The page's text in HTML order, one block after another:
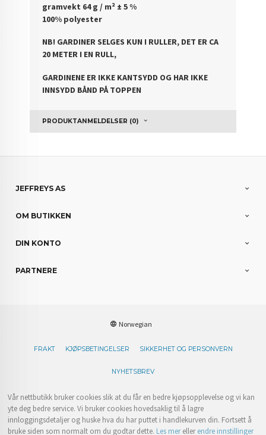
gramvekt 64 g / m² ± 5 %
100% polyester
NB! GARDINER SELGES KUN I RULLER, DET ER CA
20 METER I EN RULL,
GARDINENE ER IKKE KANTSYDD OG HAR IKKE
INNSYDD BÅND PÅ TOPPEN
PRODUKTANMELDELSER (0)
JEFFREYS AS
OM BUTIKKEN
DIN KONTO
PARTNERE
Norwegian
FRAKT KJØPSBETINGELSER SIKKERHET OG PERSONVERN
NYHETSBREV
Vår nettbutikk bruker cookies slik at du får en bedre kjøpsopplevelse og vi kan
yte deg bedre service. Vi bruker cookies hovedsaklig til å lagre
innloggingsdetaljer og huske hva du har puttet i handlekurven din. Fortsett å
bruke siden som normalt om du godtar dette. Les merellerendre innstillinger